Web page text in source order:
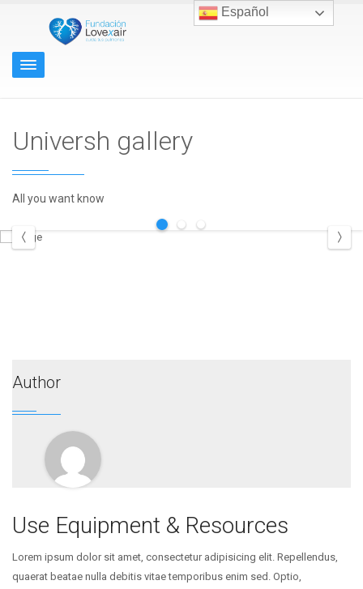
Universh gallery
All you want know
Author
Use Equipment & Resources
Lorem ipsum dolor sit amet, consectetur adipisicing elit. Repellendus,
quaerat beatae nulla debitis vitae temporibus enim sed. Optio,
Español